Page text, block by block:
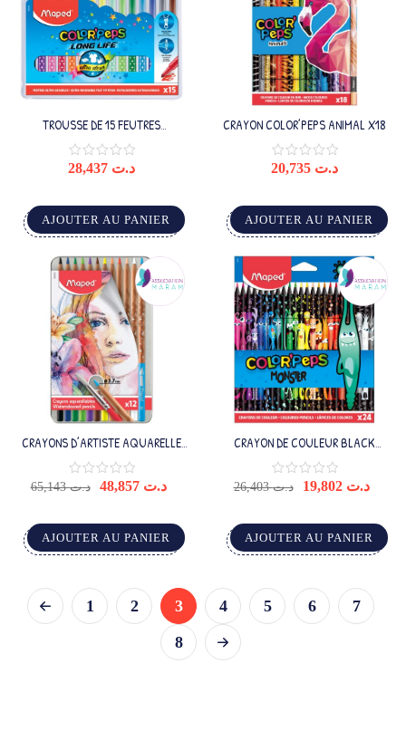
TROUSSE DE 15 FEUTRES
COLOR’PEPS LONG LIFE
د.ت
AJOUTER AU PANIER
CRAYON COLOR’PEPS ANIMAL X18
د.ت
AJOUTER AU PANIER
CRAYONS D’ARTISTE AQUARELLE
X12 BOÎTE MÉTALLIQUE
د.ت65,143 د.ت 48,857
AJOUTER AU PANIER
CRAYON DE COULEUR BLACK
MONSTER X24
د.ت26,403 د.ت 19,802
AJOUTER AU PANIER
1 2 3 4 5 6
7
8